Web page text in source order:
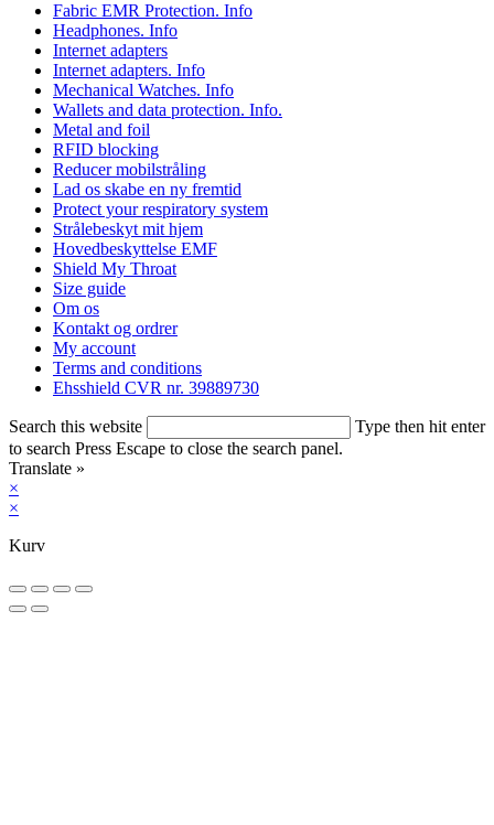
Fabric EMR Protection. Info
Headphones. Info
Internet adapters
Internet adapters. Info
Mechanical Watches. Info
Wallets and data protection. Info.
Metal and foil
RFID blocking
Reducer mobilstråling
Lad os skabe en ny fremtid
Protect your respiratory system
Strålebeskyt mit hjem
Hovedbeskyttelse EMF
Shield My Throat
Size guide
Om os
Kontakt og ordrer
My account
Terms and conditions
Ehsshield CVR nr. 39889730​
Search this website
Type then hit enter
to search Press Escape to close the search panel.
Translate »
×
×
Kurv